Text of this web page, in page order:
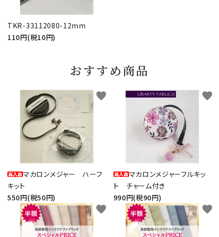
TKR-33112080-12mm
110円(税10円)
おすすめ商品
マカロンメジャー ハーフ
キット
550円(税50円)
favorite
マカロンメジャーフルキッ
ト チャーム付き
990円(税90円)
favorite
favorite favorite